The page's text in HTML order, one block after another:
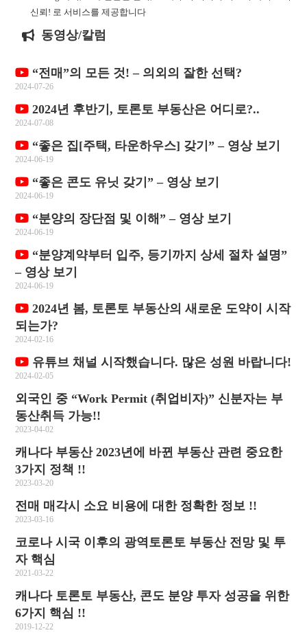
신뢰! 로 서비스를 제공합니다
동영상/칼럼
“전매”의 모든 것! – 의외의 잘한 선택?
2024-07-26
2024년 후반기, 토론토 부동산은 어디로?..
2024-07-08
“좋은 집[주택, 타운하우스] 갖기” – 영상 보기
2024-06-19
“좋은 콘도 유닛 갖기” – 영상 보기
2024-06-19
“분양의 장단점 및 이해” – 영상 보기
2024-06-19
“분양계약부터 입주, 등기까지 상세 절차 설명”
– 영상 보기
2024-06-19
2024년 봄, 토론토 부동산의 새로운 도약이 시작
되는가?
2024-02-16
유튜브 채널 시작했습니다. 많은 성원 바랍니다!
2024-02-05
외국인 중 “Work Permit (취업비자)” 신분자는 부
동산취득 가능!!
2023-04-02
캐나다 부동산 2023년에 바뀐 부동산 관련 중요한
3가지 정책 !!
2023-03-20
전매 매각시 소요 비용에 대한 정확한 정보 !!
2023-03-16
코로나 시국 이후의 광역토론토 부동산 전망 및 투
자 핵심
2021-03-22
캐나다 토론토 부동산, 콘도 분양 투자 성공을 위한
6가지 핵심 !!
2019-12-22